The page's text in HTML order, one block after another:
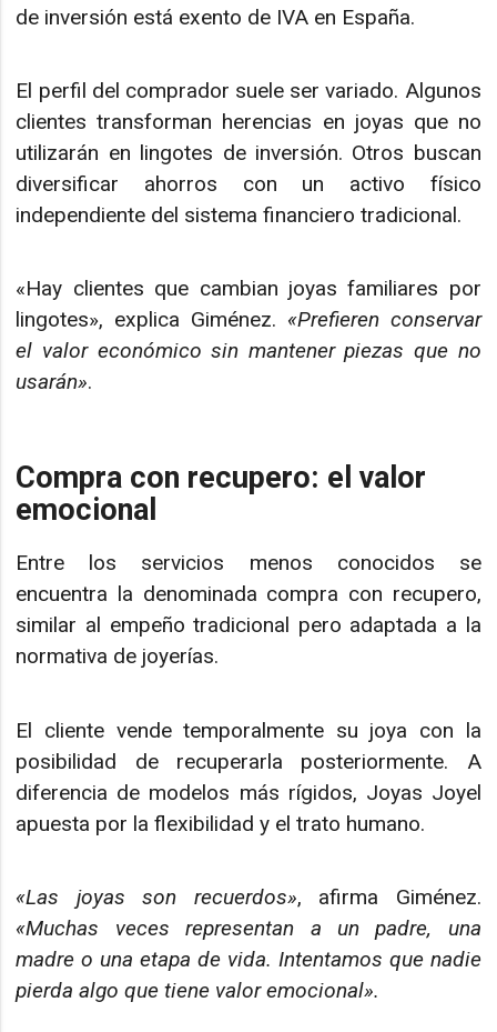
de inversión está exento de IVA en España.
El perfil del comprador suele ser variado. Algunos
clientes transforman herencias en joyas que no
utilizarán en lingotes de inversión. Otros buscan
diversificar ahorros con un activo físico
independiente del sistema financiero tradicional.
«Hay clientes que cambian joyas familiares por
lingotes», explica Giménez. «Prefieren conservar
el valor económico sin mantener piezas que no
usarán».
Compra con recupero: el valor
emocional
Entre los servicios menos conocidos se
encuentra la denominada compra con recupero,
similar al empeño tradicional pero adaptada a la
normativa de joyerías.
El cliente vende temporalmente su joya con la
posibilidad de recuperarla posteriormente. A
diferencia de modelos más rígidos, Joyas Joyel
apuesta por la flexibilidad y el trato humano.
«Las joyas son recuerdos», afirma Giménez.
«Muchas veces representan a un padre, una
madre o una etapa de vida. Intentamos que nadie
pierda algo que tiene valor emocional».